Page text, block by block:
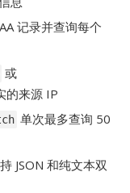
记录并查询每个
或
的来源 IP
单次最多查询 50
JSON 和纯文本双